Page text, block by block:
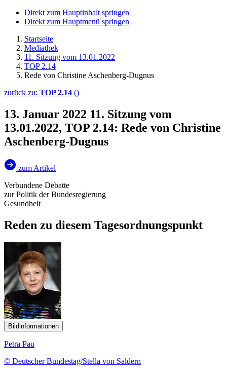
Direkt zum Hauptinhalt springen
Direkt zum Hauptmenü springen
Startseite
Mediathek
11. Sitzung vom 13.01.2022
TOP 2.14
Rede von Christine Aschenberg-Dugnus
zurück zu: TOP 2.14 ()
13. Januar 2022 11. Sitzung vom
13.01.2022, TOP 2.14: Rede von Christine
Aschenberg-Dugnus
zum Artikel
Verbundene Debatte
zur Politik der Bundesregierung
Gesundheit
Reden zu diesem Tagesordnungspunkt
Bildinformationen
Petra Pau
© Deutscher Bundestag/Stella von Saldern